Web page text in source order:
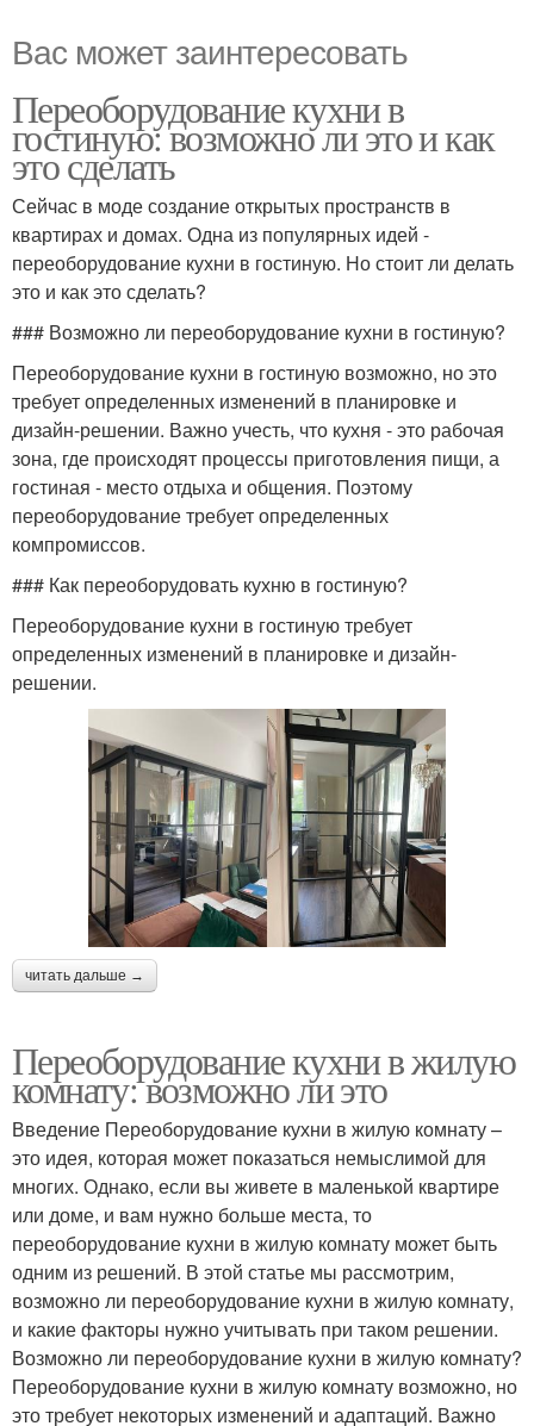
Вас может заинтересовать
Переоборудование кухни в
гостиную: возможно ли это и как
это сделать
Сейчас в моде создание открытых пространств в
квартирах и домах. Одна из популярных идей -
переоборудование кухни в гостиную. Но стоит ли делать
это и как это сделать?
### Возможно ли переоборудование кухни в гостиную?
Переоборудование кухни в гостиную возможно, но это
требует определенных изменений в планировке и
дизайн-решении. Важно учесть, что кухня - это рабочая
зона, где происходят процессы приготовления пищи, а
гостиная - место отдыха и общения. Поэтому
переоборудование требует определенных
компромиссов.
### Как переоборудовать кухню в гостиную?
Переоборудование кухни в гостиную требует
определенных изменений в планировке и дизайн-
решении.
читать дальше →
Переоборудование кухни в жилую
комнату: возможно ли это
Введение Переоборудование кухни в жилую комнату –
это идея, которая может показаться немыслимой для
многих. Однако, если вы живете в маленькой квартире
или доме, и вам нужно больше места, то
переоборудование кухни в жилую комнату может быть
одним из решений. В этой статье мы рассмотрим,
возможно ли переоборудование кухни в жилую комнату,
и какие факторы нужно учитывать при таком решении.
Возможно ли переоборудование кухни в жилую комнату?
Переоборудование кухни в жилую комнату возможно, но
это требует некоторых изменений и адаптаций. Важно